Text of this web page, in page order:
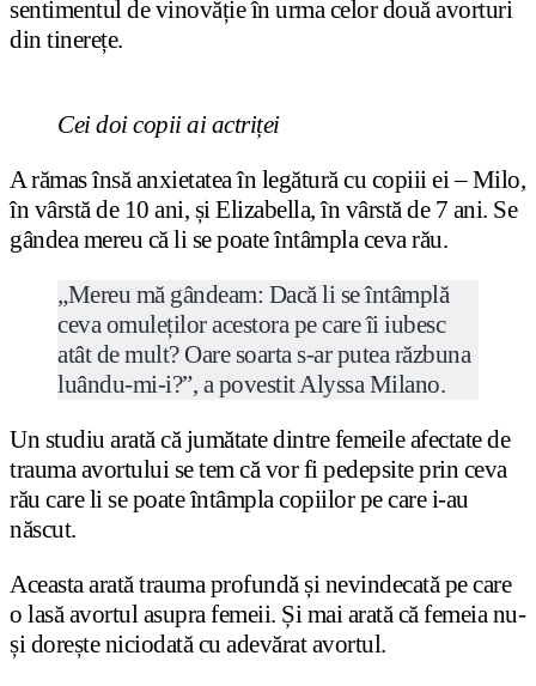
sentimentul de vinovăție în urma celor două avorturi
din tinerețe.
Cei doi copii ai actriței
A rămas însă anxietatea în legătură cu copiii ei – Milo,
în vârstă de 10 ani, și Elizabella, în vârstă de 7 ani. Se
gândea mereu că li se poate întâmpla ceva rău.
„Mereu mă gândeam: Dacă li se întâmplă
ceva omuleților acestora pe care îi iubesc
atât de mult? Oare soarta s-ar putea răzbuna
luându-mi-i?”, a povestit Alyssa Milano.
Un studiu arată că jumătate dintre femeile afectate de
trauma avortului se tem că vor fi pedepsite prin ceva
rău care li se poate întâmpla copiilor pe care i-au
născut.
Aceasta arată trauma profundă și nevindecată pe care
o lasă avortul asupra femeii. Și mai arată că femeia nu-
și dorește niciodată cu adevărat avortul.